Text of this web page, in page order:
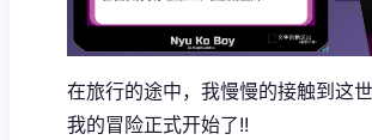
在旅行的途中，我慢慢的接触到这
我的冒险正式开始了!!